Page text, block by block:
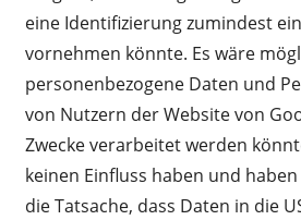
eine Identifizierung zumindest
vornehmen könnte. Es wäre
personenbezogene Daten und
von Nutzern der Website von
Zwecke verarbeitet werden
keinen Einfluss haben und
die Tatsache, dass Daten in die